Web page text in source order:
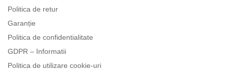
Politica de retur
Garanție
Politica de confidentialitate
GDPR – Informatii
Politica de utilizare cookie-uri